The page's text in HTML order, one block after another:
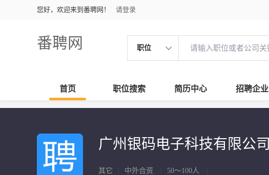
您好，欢迎来到番聘网！ 请登录
番聘网 职位
首页 职位搜索 简历中心 招聘企业
广州银码电子科技有限公司
其它 中外合资 50～100人